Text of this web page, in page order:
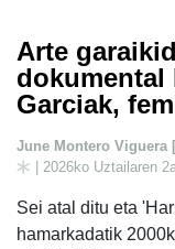
Arte
dokumental
Garciak,
June Montero Viguera
| 2026ko Uztailaren
Sei atal ditu eta
hamarkadatik